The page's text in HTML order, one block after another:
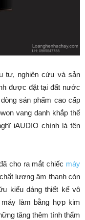
tư, nghiên cứu và sản
được đặt tại đất nước
sản phẩm cao cấp
vang danh khắp thế
iAUDIO chính là tên
cho ra mắt chiếc máy
lượng âm thanh còn
kiểu dáng thiết kế vô
làm bằng hợp kim
tăng thêm tính thẩm